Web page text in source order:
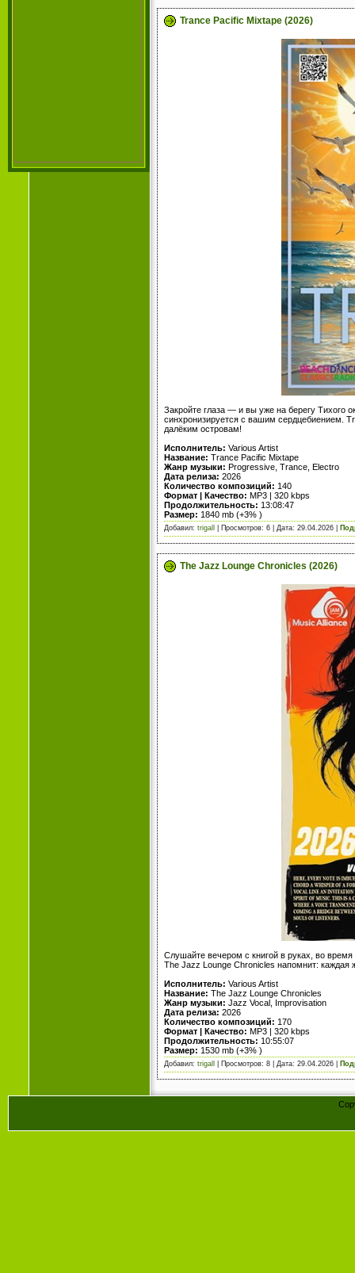
Trance Pacific Mixtape (2026)
Закройте глаза — и вы уже на берегу Тихого
синхронизируется с вашим сердцебиением.
далёким островам!
Исполнитель: Various Artist
Название: Trance Pacific Mixtape
Жанр музыки: Progressive, Trance, Electro
Дата релиза: 2026
Количество композиций: 140
Формат | Качество: MP3 | 320 kbps
Продолжительность: 13:08:47
Размер: 1840 mb (+3% )
Добавил: trigall | Просмотров: 6 | Дата: 29.04.2026
The Jazz Lounge Chronicles (2026)
Слушайте вечером с книгой в руках, во время
The Jazz Lounge Chronicles напомнит: каждая
Исполнитель: Various Artist
Название: The Jazz Lounge Chronicles
Жанр музыки: Jazz Vocal, Improvisation
Дата релиза: 2026
Количество композиций: 170
Формат | Качество: MP3 | 320 kbps
Продолжительность: 10:55:07
Размер: 1530 mb (+3% )
Добавил: trigall | Просмотров: 8 | Дата: 29.04.2026